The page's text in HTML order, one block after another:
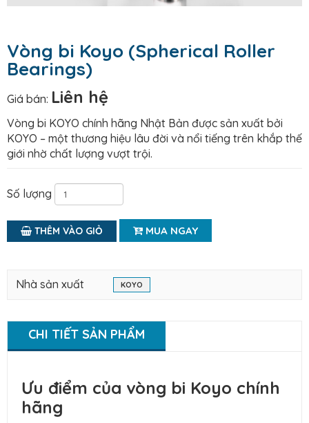
Vòng bi Koyo (Spherical Roller
Bearings)
Giá bán: Liên hệ
Vòng bi KOYO chính hãng Nhật Bản được sản xuất bởi
KOYO – một thương hiệu lâu đời và nổi tiếng trên khắp thế
giới nhờ chất lượng vượt trội.
Số lượng
THÊM VÀO GIỎ MUA NGAY
Nhà sản xuất KOYO
CHI TIẾT SẢN PHẨM
Ưu điểm của vòng bi Koyo chính
hãng